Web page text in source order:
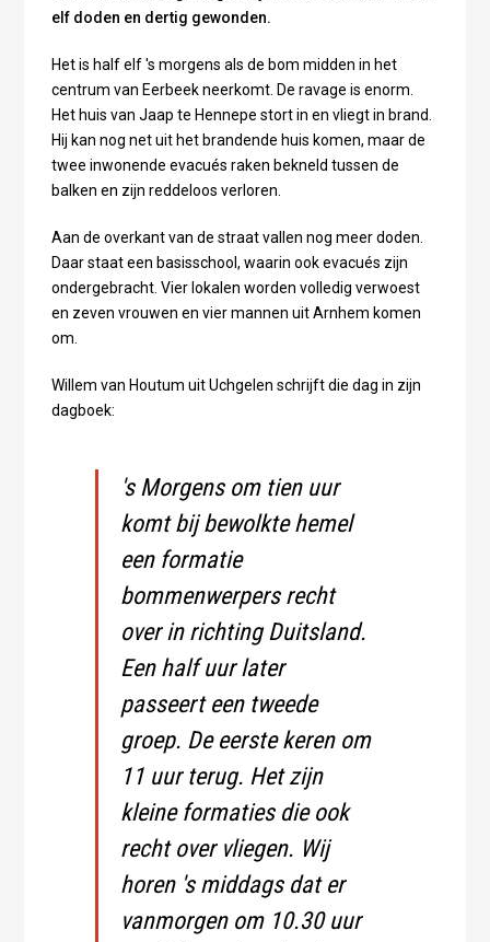
elf doden en dertig gewonden.
Het is half elf 's morgens als de bom midden in het
centrum van Eerbeek neerkomt. De ravage is enorm.
Het huis van Jaap te Hennepe stort in en vliegt in brand.
Hij kan nog net uit het brandende huis komen, maar de
twee inwonende evacués raken bekneld tussen de
balken en zijn reddeloos verloren.
Aan de overkant van de straat vallen nog meer doden.
Daar staat een basisschool, waarin ook evacués zijn
ondergebracht. Vier lokalen worden volledig verwoest
en zeven vrouwen en vier mannen uit Arnhem komen
om.
Willem van Houtum uit Uchgelen schrijft die dag in zijn
dagboek:
's Morgens om tien uur
komt bij bewolkte hemel
een formatie
bommenwerpers recht
over in richting Duitsland.
Een half uur later
passeert een tweede
groep. De eerste keren om
11 uur terug. Het zijn
kleine formaties die ook
recht over vliegen. Wij
horen 's middags dat er
vanmorgen om 10.30 uur